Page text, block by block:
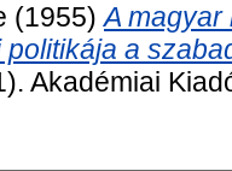
(1955)A
a
Akadémiai